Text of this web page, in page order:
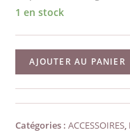
1 en stock
quantité
de
Cristal
roche
AJOUTER AU PANIER
Catégories :ACCESSOIRES,